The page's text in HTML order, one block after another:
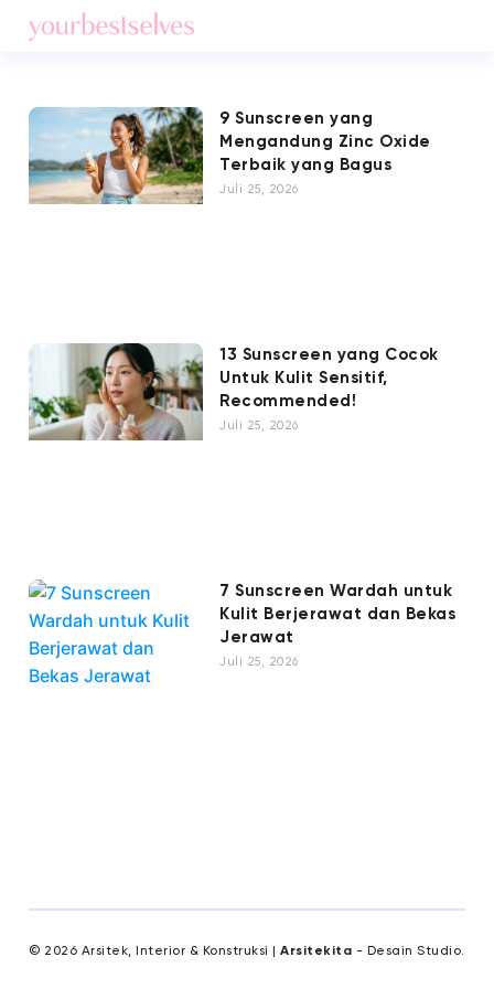
9 Sunscreen yang
Mengandung Zinc Oxide
Terbaik yang Bagus
Juli 25, 2026
13 Sunscreen yang Cocok
Untuk Kulit Sensitif,
Recommended!
Juli 25, 2026
7 Sunscreen Wardah untuk
Kulit Berjerawat dan Bekas
Jerawat
Juli 25, 2026
© 2026 Arsitek, Interior & Konstruksi |Arsitekita - Desain Studio.